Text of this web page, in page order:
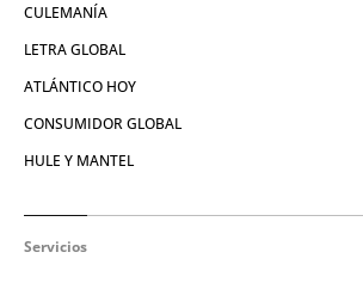
CULEMANÍA
LETRA GLOBAL
ATLÁNTICO HOY
CONSUMIDOR GLOBAL
HULE Y MANTEL
Servicios